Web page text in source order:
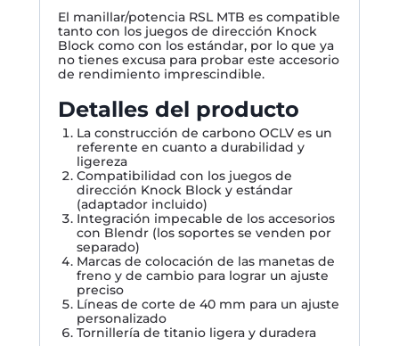
El manillar/potencia RSL MTB es compatible
tanto con los juegos de dirección Knock
Block como con los estándar, por lo que ya
no tienes excusa para probar este accesorio
de rendimiento imprescindible.
Detalles del producto
La construcción de carbono OCLV es un
referente en cuanto a durabilidad y
ligereza
Compatibilidad con los juegos de
dirección Knock Block y estándar
(adaptador incluido)
Integración impecable de los accesorios
con Blendr (los soportes se venden por
separado)
Marcas de colocación de las manetas de
freno y de cambio para lograr un ajuste
preciso
Líneas de corte de 40 mm para un ajuste
personalizado
Tornillería de titanio ligera y duradera